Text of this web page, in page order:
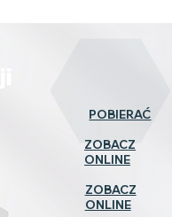
POBIERAĆ
ZOBACZ
ONLINE
ZOBACZ
ONLINE